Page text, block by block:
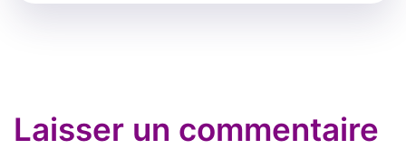
Laisser un commentaire